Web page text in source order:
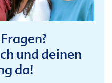
und deinen
da!